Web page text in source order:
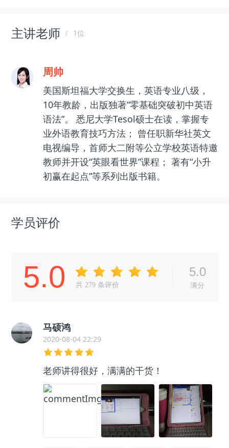
主讲老师 1位
周帅
美国斯坦福大学交换生，英语专业八级，
10年教龄，出版独著“零基础突破初中英语
语法”。 悉尼大学Tesol硕士在读，掌握专
业外语教育技巧方法； 曾任职新华社英文
电视编导，首师大二附等公立学校英语特邀
教师并开设“英眼看世界”课程； 著有“小升
初赢在起点”等系列出版书籍。
学员评价
5.0 共 279 条评价
5.0
满分
马硕鸿
2020-08-04 22:29
老师讲得很好，满满的干货！